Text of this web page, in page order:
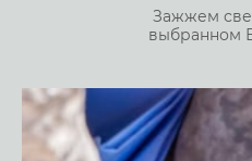
Зажжем
выбранном